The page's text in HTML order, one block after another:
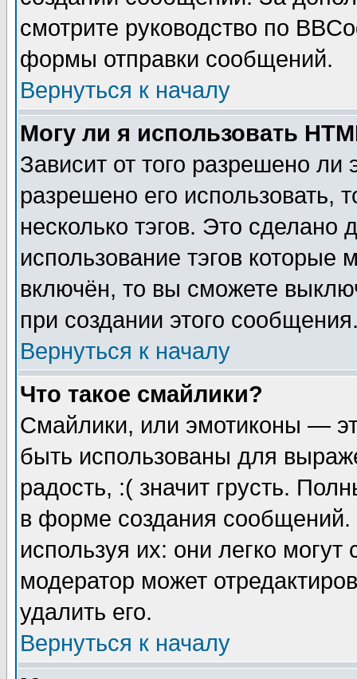
смотрите руководство по
формы отправки сообщений.
Вернуться к началу
Могу ли я использовать
Зависит от того разрешено
разрешено его использовать,
несколько тэгов. Это сделано
использование тэгов
включён, то вы сможете
при создании этого
Вернуться к началу
Что такое смайлики?
Смайлики, или эмотиконы —
быть использованы для
радость, :( значит грусть.
в форме создания сообщений.
используя их: они легко
модератор может
удалить его.
Вернуться к началу